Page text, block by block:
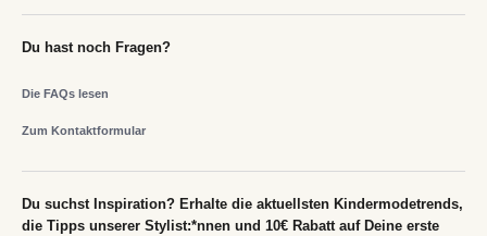
Du hast noch Fragen?
Die FAQs lesen
Zum Kontaktformular
Du suchst Inspiration? Erhalte die aktuellsten Kindermodetrends,
die Tipps unserer Stylist:*nnen und 10€ Rabatt auf Deine erste